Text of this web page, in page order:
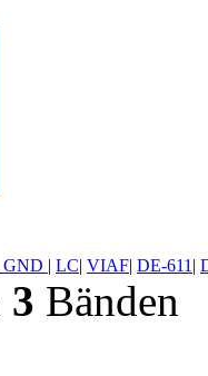
GND | LC| VIAF| DE-611 |
3 Bänden